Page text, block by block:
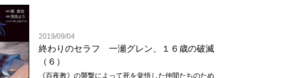
2019/09/04
終わりのセラフ 一瀬グレン、１６歳の破滅
（６）
《百夜教》の襲撃によって死を覚悟した仲間たちのため